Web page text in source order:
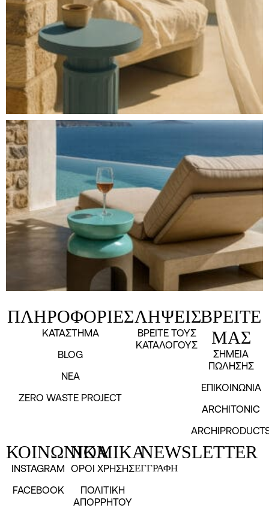
ΠΛΗΡΟΦΟΡΙΕΣ
ΚΑΤΑΣΤΗΜΑ
BLOG
NEA
ZERO WASTE PROJECT
ΛΗΨΕΙΣ
ΒΡΕΙΤΕ ΤΟΥΣ
ΚΑΤΑΛΟΓΟΥΣ
ΒΡΕΙΤΕ
ΜΑΣ
ΣΗΜΕΙΑ
ΠΩΛΗΣΗΣ
ΕΠΙΚΟΙΝΩΝΙΑ
ARCHITONIC
NEWSLETTER
ΕΓΓΡΑΦΗ
ΝΟΜΙΚΑ
ΟΡΟΙ ΧΡΗΣΗΣ
ΠΟΛΙΤΙΚΗ
ΑΠΟΡΡΗΤΟΥ
ΚΟΙΝΩΝΙΚΑ
INSTAGRAM
FACEBOOK